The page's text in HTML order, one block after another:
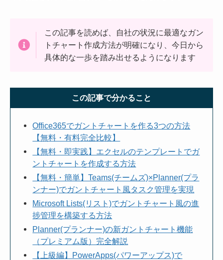
この記事を読めば、自社の状況に最適なガン
トチャート作成方法が明確になり、今日から
具体的な一歩を踏み出せるようになります
この記事で分かること
Office365でガントチャートを作る3つの方法
【無料・有料完全比較】
【無料・即実践】エクセルのテンプレートでガ
ントチャートを作成する方法
【無料・簡単】Teams(チームズ)×Planner(プラ
ンナー)でガントチャート風タスク管理を実現
Microsoft Lists(リスト)でガントチャート風の進
捗管理を構築する方法
Planner(プランナー)の新ガントチャート機能
（プレミアム版）完全解説
【上級編】PowerApps(パワーアップス)で